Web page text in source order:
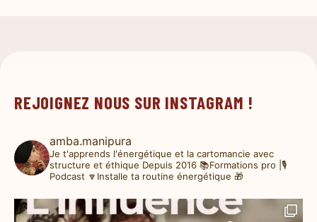
REJOIGNEZ NOUS SUR INSTAGRAM !
amba.manipura
Je t'apprends l'énergétique et la cartomancie avec
structure et éthique Depuis 2016 📚Formations pro |🎙️
Podcast 🔽Installe ta routine énergétique 🎁